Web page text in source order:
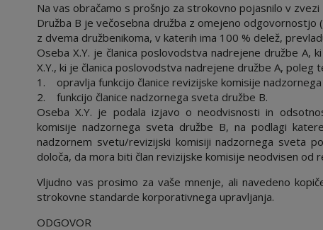
Na vas obračamo s prošnjo za strokovno pojasnilo v
Družba B je večosebna družba z omejeno odgovornostjo
z dvema družbenikoma, v katerih ima 100 % delež,
Oseba X.Y. je članica poslovodstva nadrejene družbe A,
X.Y., ki je članica poslovodstva nadrejene družbe A, poleg
1. opravlja funkcijo članice revizijske komisije
2. funkcijo članice nadzornega sveta družbe B.
Oseba X.Y. je podala izjavo o neodvisnosti in
komisije nadzornega sveta družbe B, na podlagi
nadzornem svetu/revizijski komisiji nadzornega sveta
določa, da mora biti član revizijske komisije neodvisen od
Vljudno vas prosimo za vaše mnenje, ali navedeno
strokovne standarde korporativnega upravljanja.
ODGOVOR